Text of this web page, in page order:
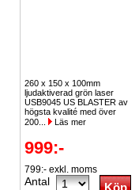
260 x 150 x 100mm
ljudaktiverad grön laser
USB9045 US BLASTER av
högsta kvalité med över
200...
Läs mer
999:-
799:- exkl. moms
Antal